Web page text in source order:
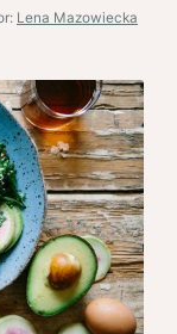
Lena Mazowiecka